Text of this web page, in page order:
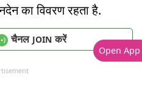
का विवरण रहता है.
चैनल JOIN करें
Open App